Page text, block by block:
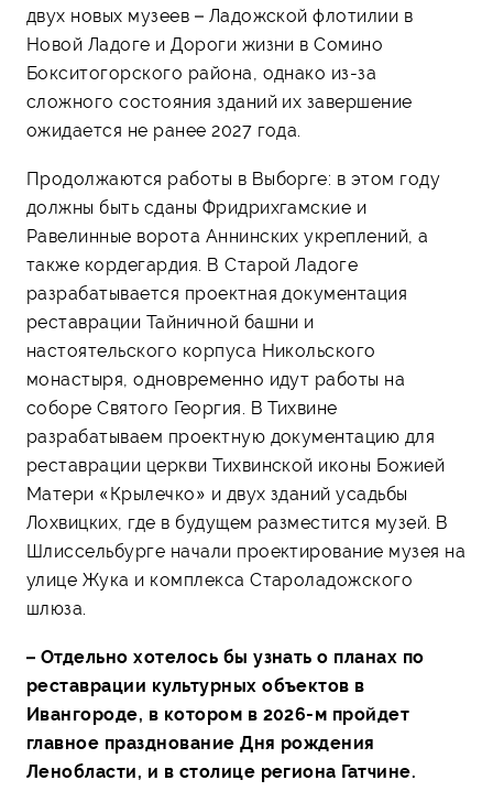
двух новых музеев – Ладожской флотилии в
Новой Ладоге и Дороги жизни в Сомино
Бокситогорского района, однако из-за
сложного состояния зданий их завершение
ожидается не ранее 2027 года.
Продолжаются работы в Выборге: в этом году
должны быть сданы Фридрихгамские и
Равелинные ворота Аннинских укреплений, а
также кордегардия. В Старой Ладоге
разрабатывается проектная документация
реставрации Тайничной башни и
настоятельского корпуса Никольского
монастыря, одновременно идут работы на
соборе Святого Георгия. В Тихвине
разрабатываем проектную документацию для
реставрации церкви Тихвинской иконы Божией
Матери «Крылечко» и двух зданий усадьбы
Лохвицких, где в будущем разместится музей. В
Шлиссельбурге начали проектирование музея на
улице Жука и комплекса Староладожского
шлюза.
– Отдельно хотелось бы узнать о планах по
реставрации культурных объектов в
Ивангороде, в котором в 2026-м пройдет
главное празднование Дня рождения
Ленобласти, и в столице региона Гатчине.